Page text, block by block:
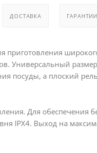
ДОСТАВКА ГАРАНТИИ
приготовления
Универсальный
посуды, а плоский
Для обеспечения
IPX4. Выход на